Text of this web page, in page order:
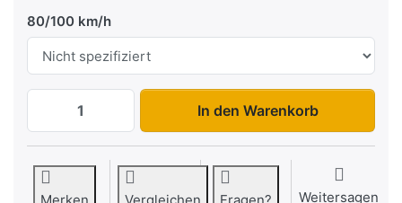
80/100 km/h
KH 2514 Tandem zu 3.195,00 €, Menge 1.
In den Warenkorb
Weitersagen